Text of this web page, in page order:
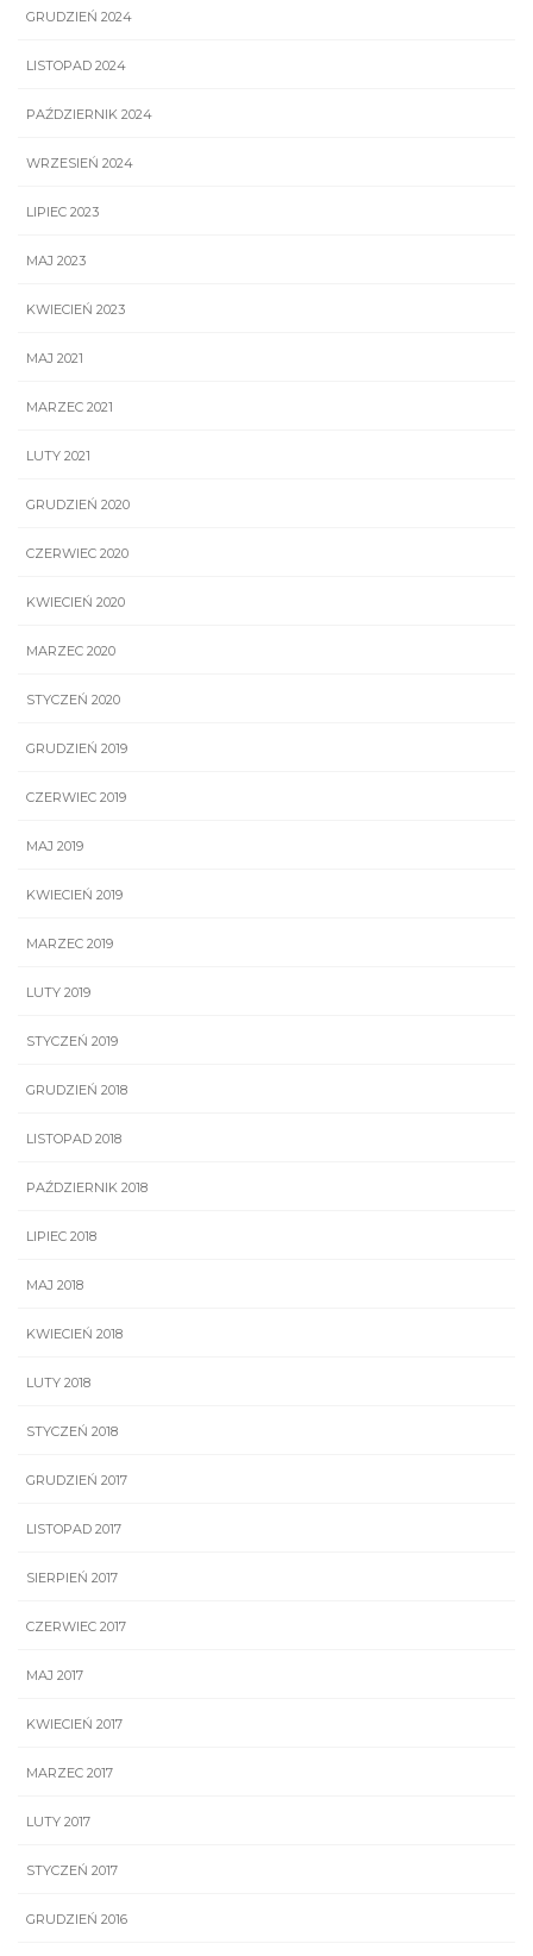
GRUDZIEŃ 2024
LISTOPAD 2024
PAŹDZIERNIK 2024
WRZESIEŃ 2024
LIPIEC 2023
MAJ 2023
KWIECIEŃ 2023
MAJ 2021
MARZEC 2021
LUTY 2021
GRUDZIEŃ 2020
CZERWIEC 2020
KWIECIEŃ 2020
MARZEC 2020
STYCZEŃ 2020
GRUDZIEŃ 2019
CZERWIEC 2019
MAJ 2019
KWIECIEŃ 2019
MARZEC 2019
LUTY 2019
STYCZEŃ 2019
GRUDZIEŃ 2018
LISTOPAD 2018
PAŹDZIERNIK 2018
LIPIEC 2018
MAJ 2018
KWIECIEŃ 2018
LUTY 2018
STYCZEŃ 2018
GRUDZIEŃ 2017
LISTOPAD 2017
SIERPIEŃ 2017
CZERWIEC 2017
MAJ 2017
KWIECIEŃ 2017
MARZEC 2017
LUTY 2017
STYCZEŃ 2017
GRUDZIEŃ 2016